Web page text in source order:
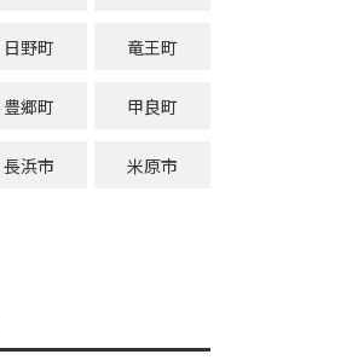
日野町 竜王町
豊郷町 甲良町
長浜市 米原市